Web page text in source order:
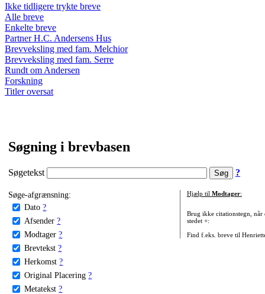
Ikke tidligere trykte breve
Alle breve
Enkelte breve
Partner H.C. Andersens Hus
Brevveksling med fam. Melchior
Brevveksling med fam. Serre
Rundt om Andersen
Forskning
Titler oversat
Søgning i brevbasen
Søgetekst ?
Søge-afgrænsning:
Dato ?
Afsender ?
Modtager ?
Brevtekst ?
Herkomst ?
Original Placering ?
Metatekst ?
Hjælp til Modtager:
Brug ikke citationstegn, når
stedet +:
Find f.eks. breve til